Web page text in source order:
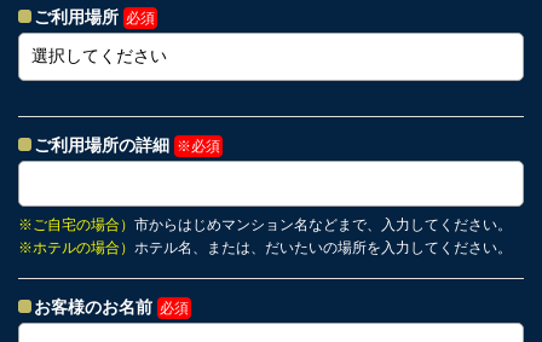
ご利用場所 必須
ご利用場所の詳細 ※必須
※ご自宅の場合） 市からはじめマンション名などまで、入力してください。
※ホテルの場合） ホテル名、または、だいたいの場所を入力してください。
お客様のお名前 必須